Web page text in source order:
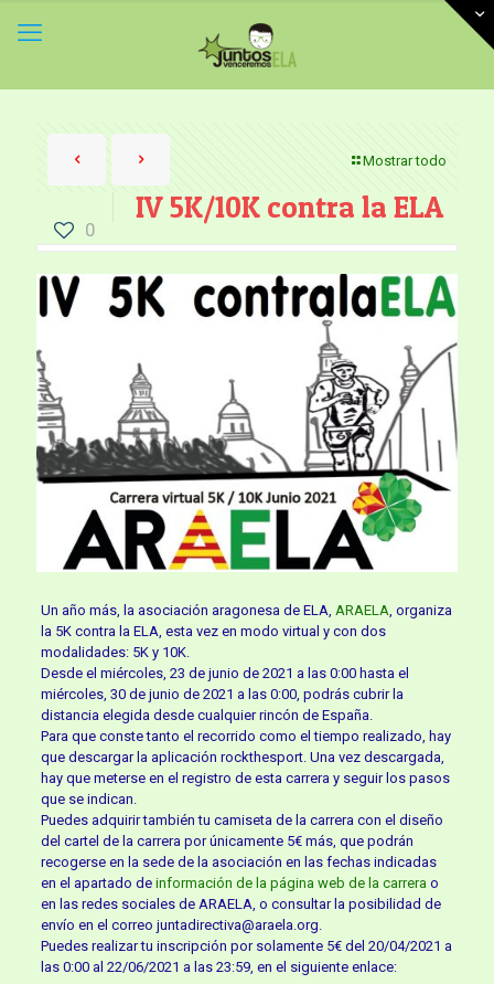
Mostrar todo
0
IV 5K/10K contra la ELA
Un año más, la asociación aragonesa de ELA, ARAELA , organiza
la 5K contra la ELA, esta vez en modo virtual y con dos
modalidades: 5K y 10K.
Desde el miércoles, 23 de junio de 2021 a las 0:00 hasta el
miércoles, 30 de junio de 2021 a las 0:00, podrás cubrir la
distancia elegida desde cualquier rincón de España.
Para que conste tanto el recorrido como el tiempo realizado, hay
que descargar la aplicación rockthesport. Una vez descargada,
hay que meterse en el registro de esta carrera y seguir los pasos
que se indican.
Puedes adquirir también tu camiseta de la carrera con el diseño
del cartel de la carrera por únicamente 5€ más, que podrán
recogerse en la sede de la asociación en las fechas indicadas
en el apartado de información de la página web de la carrera o
en las redes sociales de ARAELA, o consultar la posibilidad de
envío en el correo juntadirectiva@araela.org.
Puedes realizar tu inscripción por solamente 5€ del 20/04/2021 a
las 0:00 al 22/06/2021 a las 23:59, en el siguiente enlace: